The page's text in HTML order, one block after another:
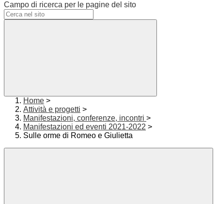
Campo di ricerca per le pagine del sito
Home >
Attività e progetti >
Manifestazioni, conferenze, incontri >
Manifestazioni ed eventi 2021-2022 >
Sulle orme di Romeo e Giulietta